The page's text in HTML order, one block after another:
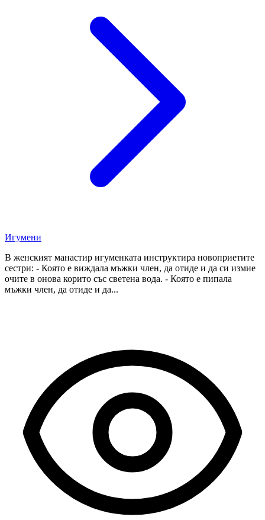
Игумени
В женският манастир игуменката инструктира новоприетите
сестри: - Която е виждала мъжки член, да отиде и да си измие
очите в онова корито със светена вода. - Която е пипала
мъжки член, да отиде и да...